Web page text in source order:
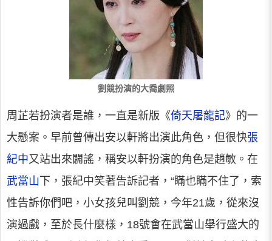
劉競扮演的大喬劇照
周芷若扮演者是誰，一直是新版《倚天屠龍記》的一
大懸案。早前曾傳出安以軒將出演此角色，但很快張
紀中又站出來闢謠，稱安以軒扮演的角色是趙敏。在
武當山 下，張紀中笑著告訴記者，“瞞也瞞不住了，索
性告訴你們吧，小女孩兒叫劉競，今年21歲，從來沒
演過戲，至於長什麼樣，18號會在武當山舉行盛大的